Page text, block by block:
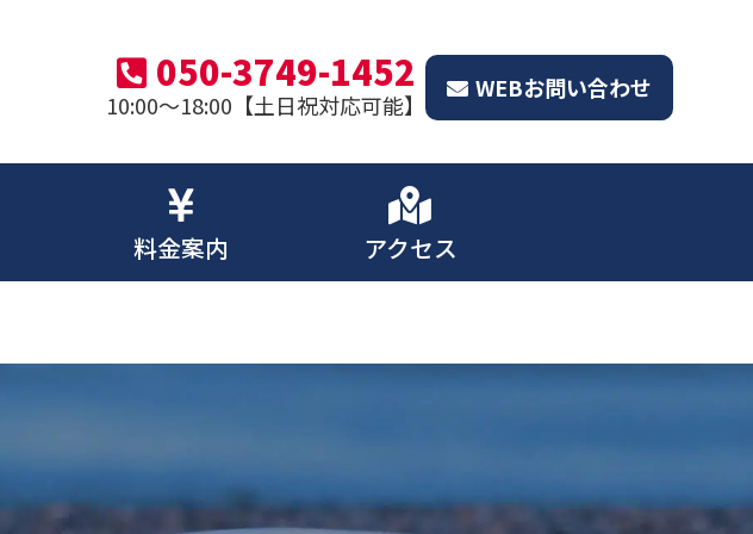
050-3749-1452
10:00～18:00【土日祝対応可能】
WEBお問い合わせ
料金案内 アクセス